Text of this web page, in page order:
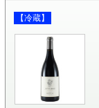
【冷蔵】